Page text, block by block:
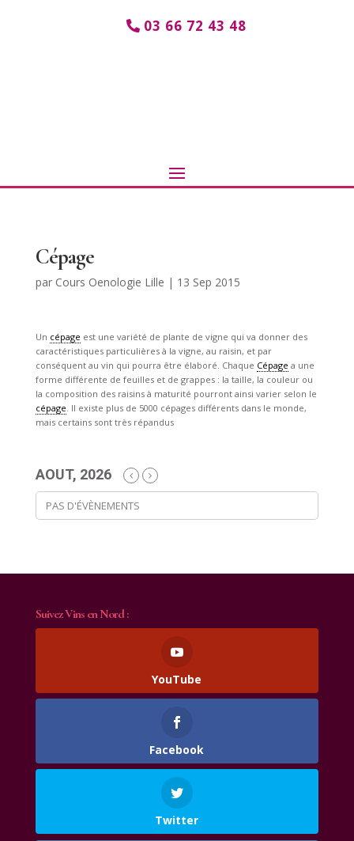
03 66 72 43 48
Cépage
par Cours Oenologie Lille | 13 Sep 2015
Un cépage est une variété de plante de vigne qui va donner des
caractéristiques particulières à la vigne, au raisin, et par
conséquent au vin qui pourra être élaboré. Chaque Cépage a une
forme différente de feuilles et de grappes : la taille, la couleur ou
la composition des raisins à maturité pourront ainsi varier selon le
cépage. Il existe plus de 5000 cépages différents dans le monde,
mais certains sont très répandus
AOUT, 2026
PAS D'ÉVÈNEMENTS
Suivez Vins en Nord :
YouTube
Facebook
Twitter